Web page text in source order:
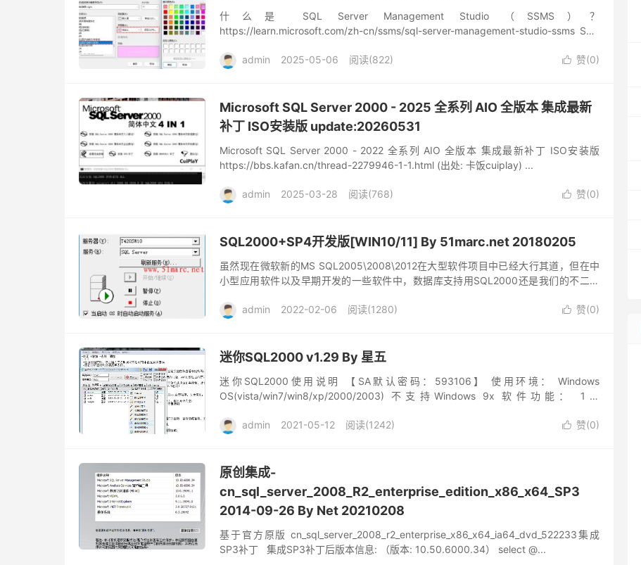
什么是 SQL Server Management Studio （SSMS）？
https://learn.microsoft.com/zh-cn/ssms/sql-server-management-studio-ssms SQL
 赞(0)
admin 2025-05-06 阅读(822)
Microsoft SQL Server 2000 - 2025 全系列 AIO 全版本 集成最新
补丁 ISO安装版 update:20260531
Microsoft SQL Server 2000 - 2022 全系列 AIO 全版本 集成最新补丁 ISO安装版
https://bbs.kafan.cn/thread-2279946-1-1.html (出处: 卡饭cuiplay) ...
 赞(0)
admin 2025-03-28 阅读(768)
SQL2000+SP4开发版[WIN10/11] By 51marc.net 20180205
虽然现在微软新的MS SQL2005\2008\2012在大型软件项目中已经大行其道，但在中
小型应用软件以及早期开发的一些软件中，数据库支持用SQL2000还是我们的不二选
 赞(0)
admin 2022-02-06 阅读(1280)
迷你SQL2000 v1.29 By 星五
迷你SQL2000使用说明 【SA默认密码：593106】 使用环境： Windows
OS(vista/win7/win8/xp/2000/2003) 不支持Windows 9x 软件功能： 1、
 赞(0)
admin 2021-05-12 阅读(1242)
原创集成-
cn_sql_server_2008_R2_enterprise_edition_x86_x64_SP3
2014-09-26 By Net 20210208
基于官方原版 cn_sql_server_2008_r2_enterprise_x86_x64_ia64_dvd_522233集成
SP3补丁 集成SP3补丁后版本信息: （版本: 10.50.6000.34） select @...